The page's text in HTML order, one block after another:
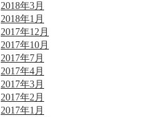
2018年3月
2018年1月
2017年12月
2017年10月
2017年7月
2017年4月
2017年3月
2017年2月
2017年1月